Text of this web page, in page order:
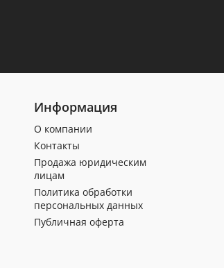
Информация
О компании
Контакты
Продажа юридическим
лицам
Политика обработки
персональных данных
Публичная оферта